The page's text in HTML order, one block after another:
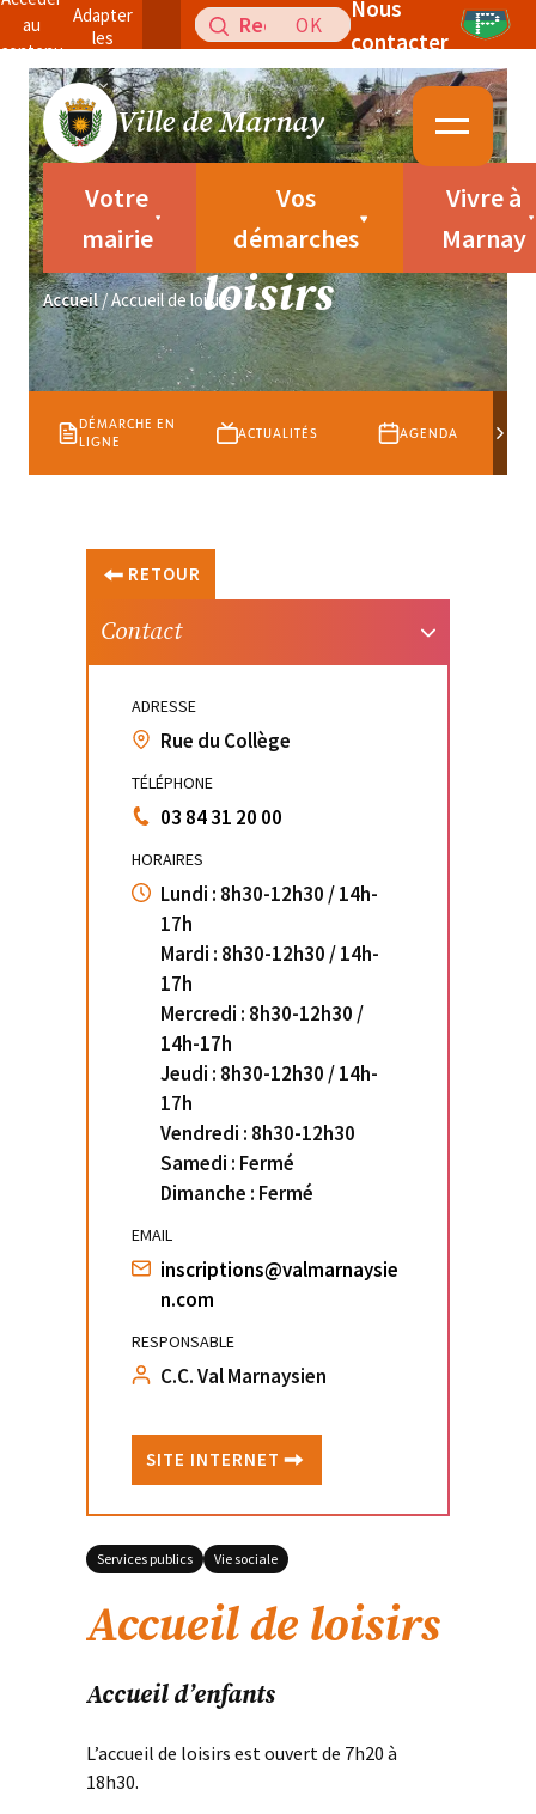
au
contenu
Adapter
les
Recherche
pour
:
Nous
contacter
Ville de Marnay
Votre
mairie
Vos
démarches
Vivre à
Marnay
Accueil/Accueil de loisirs
Accueil de
loisirs
DÉMARCHE EN
LIGNE
ACTUALITÉS AGENDA
RETOUR
Contact
ADRESSE
Rue du Collège
TÉLÉPHONE
03 84 31 20 00
HORAIRES
Lundi : 8h30-12h30 / 14h-
17h
Mardi : 8h30-12h30 / 14h-
17h
Mercredi : 8h30-12h30 /
14h-17h
Jeudi : 8h30-12h30 / 14h-
17h
Vendredi : 8h30-12h30
Samedi : Fermé
Dimanche : Fermé
EMAIL
inscriptions@valmarnaysie
n.com
RESPONSABLE
C.C. Val Marnaysien
SITE INTERNET
Services publics Vie sociale
Accueil de loisirs
Accueil d’enfants
L’accueil de loisirs est ouvert de 7h20 à
18h30.
Panneau de gestion des cookies